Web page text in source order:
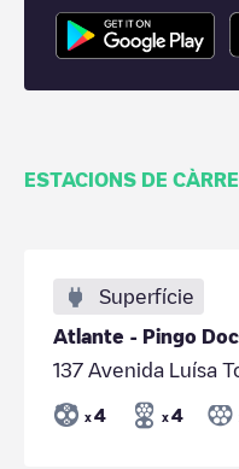
ESTACIONS DE
Superfície
Atlante - Pingo
137 Avenida Luísa
x 4 x 4